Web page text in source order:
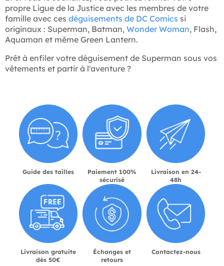
propre Ligue de la Justice avec les membres de votre
famille avec ces déguisements de DC Comics si
originaux : Superman, Batman, Wonder Woman, Flash,
Aquaman et même Green Lantern.
Prêt à enfiler votre déguisement de Superman sous vos
vêtements et partir à l'aventure ?
Guide des tailles
Paiement 100%
sécurisé
Livraison en 24-
48h
Livraison gratuite
dès 50€
Échanges et
retours
Contactez-nous